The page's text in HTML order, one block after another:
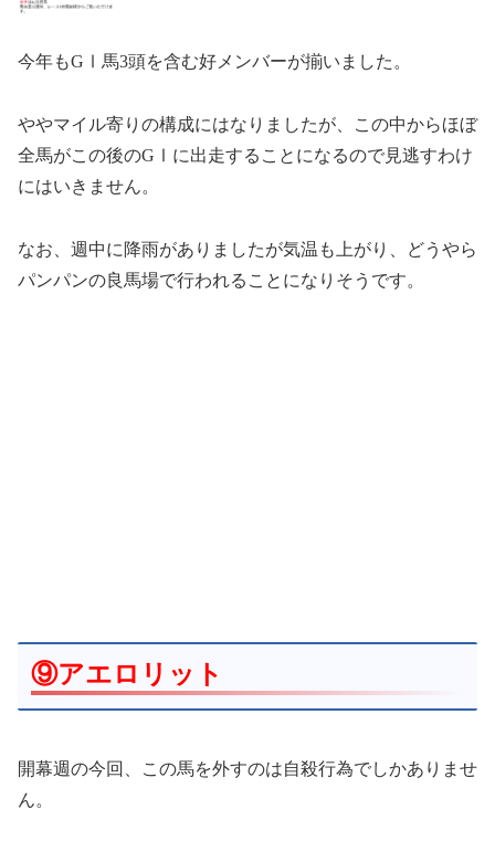
今年もGⅠ馬3頭を含む好メンバーが揃いました。
ややマイル寄りの構成にはなりましたが、この中からほぼ
全馬がこの後のGⅠに出走することになるので見逃すわけ
にはいきません。
なお、週中に降雨がありましたが気温も上がり、どうやら
パンパンの良馬場で行われることになりそうです。
⑨アエロリット
開幕週の今回、この馬を外すのは自殺行為でしかありませ
ん。